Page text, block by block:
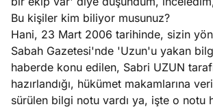
Bu kişiler kim biliyor musunuz?
Hani, 23 Mart 2006 tarihinde, sizin
Sabah Gazetesi'nde 'Uzun'u yakan
haberde konu edilen, Sabri UZUN
hazırlandığı, hükümet makamlarına
sürülen bilgi notu vardı ya, işte o notu